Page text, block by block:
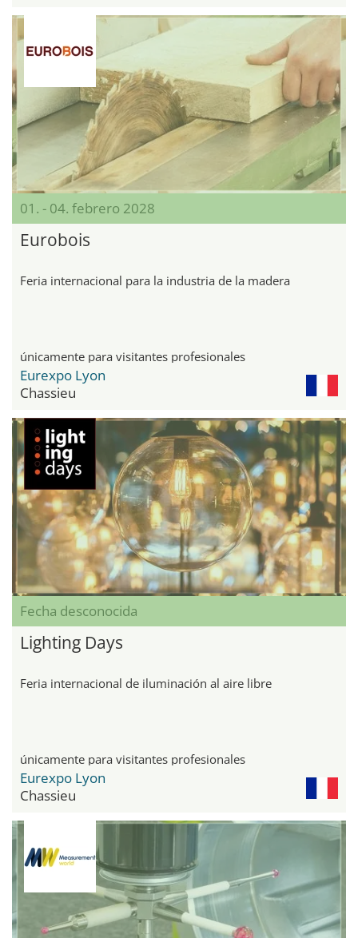
01. - 04. febrero 2028
Eurobois
Feria internacional para la industria de la madera
únicamente para visitantes profesionales
Eurexpo Lyon
Chassieu
Fecha desconocida
Lighting Days
Feria internacional de iluminación al aire libre
únicamente para visitantes profesionales
Eurexpo Lyon
Chassieu